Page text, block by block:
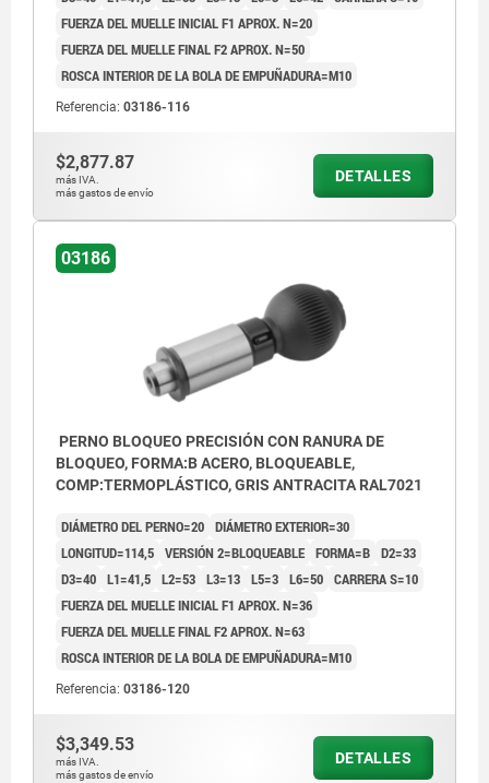
FUERZA DEL MUELLE INICIAL F1 APROX. N=20
FUERZA DEL MUELLE FINAL F2 APROX. N=50
ROSCA INTERIOR DE LA BOLA DE EMPUÑADURA=M10
Referencia: 03186-116
$2,877.87
más IVA.
más gastos de envío
DETALLES
03186
PERNO BLOQUEO PRECISIÓN CON RANURA DE
BLOQUEO, FORMA:B ACERO, BLOQUEABLE,
COMP:TERMOPLÁSTICO, GRIS ANTRACITA RAL7021
DIÁMETRO DEL PERNO=20 DIÁMETRO EXTERIOR=30
LONGITUD=114,5 VERSIÓN 2=BLOQUEABLE FORMA=B D2=33
D3=40 L1=41,5 L2=53 L3=13 L5=3 L6=50 CARRERA S=10
FUERZA DEL MUELLE INICIAL F1 APROX. N=36
FUERZA DEL MUELLE FINAL F2 APROX. N=63
ROSCA INTERIOR DE LA BOLA DE EMPUÑADURA=M10
Referencia: 03186-120
$3,349.53
más IVA.
más gastos de envío
DETALLES